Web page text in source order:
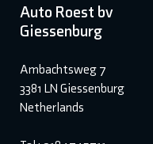
Auto Roest bv
Giessenburg
Ambachtsweg 7
3381 LN Giessenburg
Netherlands